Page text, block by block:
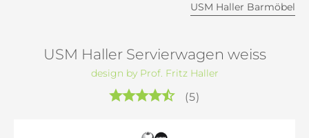
USM Haller Barmöbel
USM Haller Servierwagen weiss
design by Prof. Fritz Haller
(5)